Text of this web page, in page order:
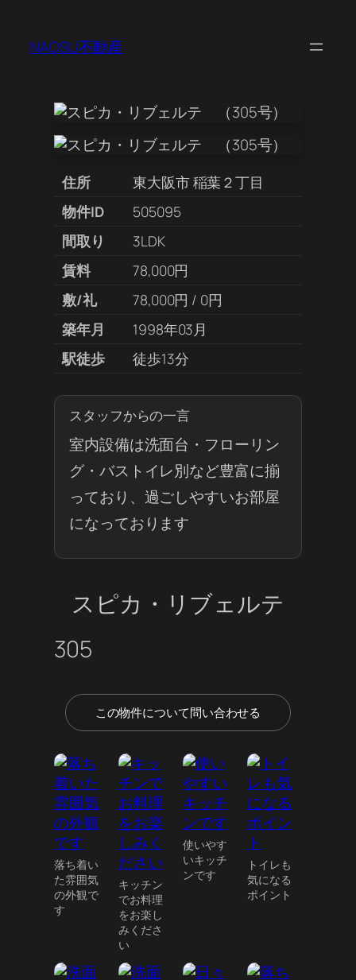
NAOSU不動産
住所
東大阪市 稲葉２丁目
物件ID
505095
間取り
3LDK
賃料
78,000円
敷/礼
78,000円 / 0円
築年月
1998年03月
駅徒歩
徒歩13分
スタッフからの一言
室内設備は洗面台・フローリン
グ・バストイレ別など豊富に揃
っており、過ごしやすいお部屋
になっております
スピカ・リブェルテ
305
この物件について問い合わせる
落ち着い
た雰囲気
の外観で
す
キッチン
でお料理
をお楽し
みくださ
い
使いやす
いキッチ
ンです
トイレも
気になる
ポイント